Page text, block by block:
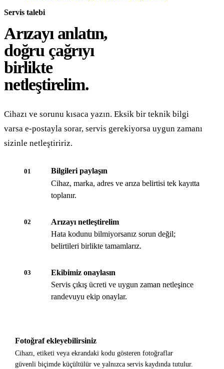
Servis talebi
Arızayı anlatın,
doğru çağrıyı
birlikte
netleştirelim.
Cihazı ve sorunu kısaca yazın. Eksik bir teknik bilgi
varsa e-postayla sorar, servis gerekiyorsa uygun zamanı
sizinle netleştiririz.
01
Bilgileri paylaşın
Cihaz, marka, adres ve arıza belirtisi tek kayıtta
toplanır.
02
Arızayı netleştirelim
Hata kodunu bilmiyorsanız sorun değil;
belirtileri birlikte tamamlarız.
03
Ekibimiz onaylasın
Servis çıkış ücreti ve uygun zaman netleşince
randevuyu ekip onaylar.
Fotoğraf ekleyebilirsiniz
Cihazı, etiketi veya ekrandaki kodu gösteren fotoğraflar
güvenli biçimde küçültülür ve yalnızca servis kaydında tutulur.